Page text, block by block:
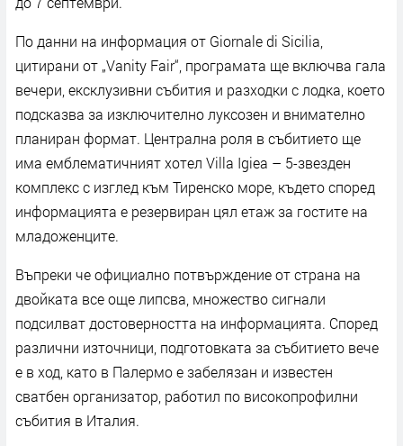
По данни на информация от Giornale di Sicilia,
цитирани от „Vanity Fair“, програмата ще включва гала
вечери, ексклузивни събития и разходки с лодка, което
подсказва за изключително луксозен и внимателно
планиран формат. Централна роля в събитието ще
има емблематичният хотел Villa Igiea – 5-звезден
комплекс с изглед към Тиренско море, където според
информацията е резервиран цял етаж за гостите на
младоженците.
Въпреки че официално потвърждение от страна на
двойката все още липсва, множество сигнали
подсилват достоверността на информацията. Според
различни източници, подготовката за събитието вече
е в ход, като в Палермо е забелязан и известен
сватбен организатор, работил по високопрофилни
събития в Италия.